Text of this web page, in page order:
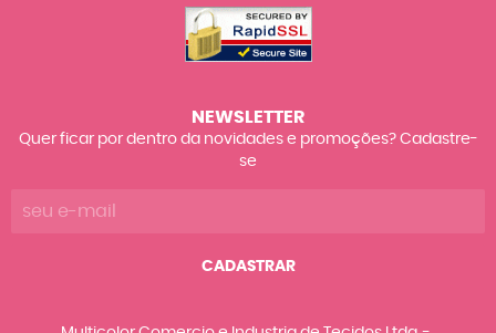
NEWSLETTER
Quer ficar por dentro da novidades e promoções? Cadastre-
se
CADASTRAR